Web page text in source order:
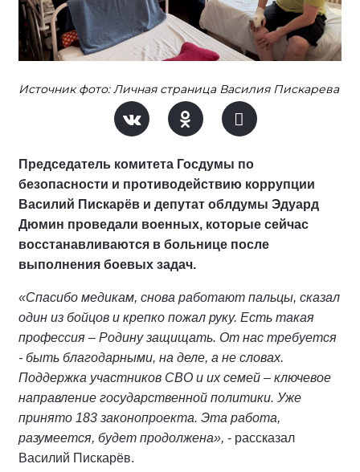
Источник фото: Личная страница Василия Пискарева
Председатель комитета Госдумы по
безопасности и противодействию коррупции
Василий Пискарёв и депутат облдумы Эдуард
Дюмин проведали военных, которые сейчас
восстанавливаются в больнице после
выполнения боевых задач.
«Спасибо медикам, снова работают пальцы, сказал
один из бойцов и крепко пожал руку. Есть такая
профессия – Родину защищать. От нас требуется
- быть благодарными, на деле, а не словах.
Поддержка участников СВО и их семей – ключевое
направление государственной политики. Уже
принято 183 законопроекта. Эта работа,
разумеется, будет продолжена», - рассказал
Василий Пискарёв.